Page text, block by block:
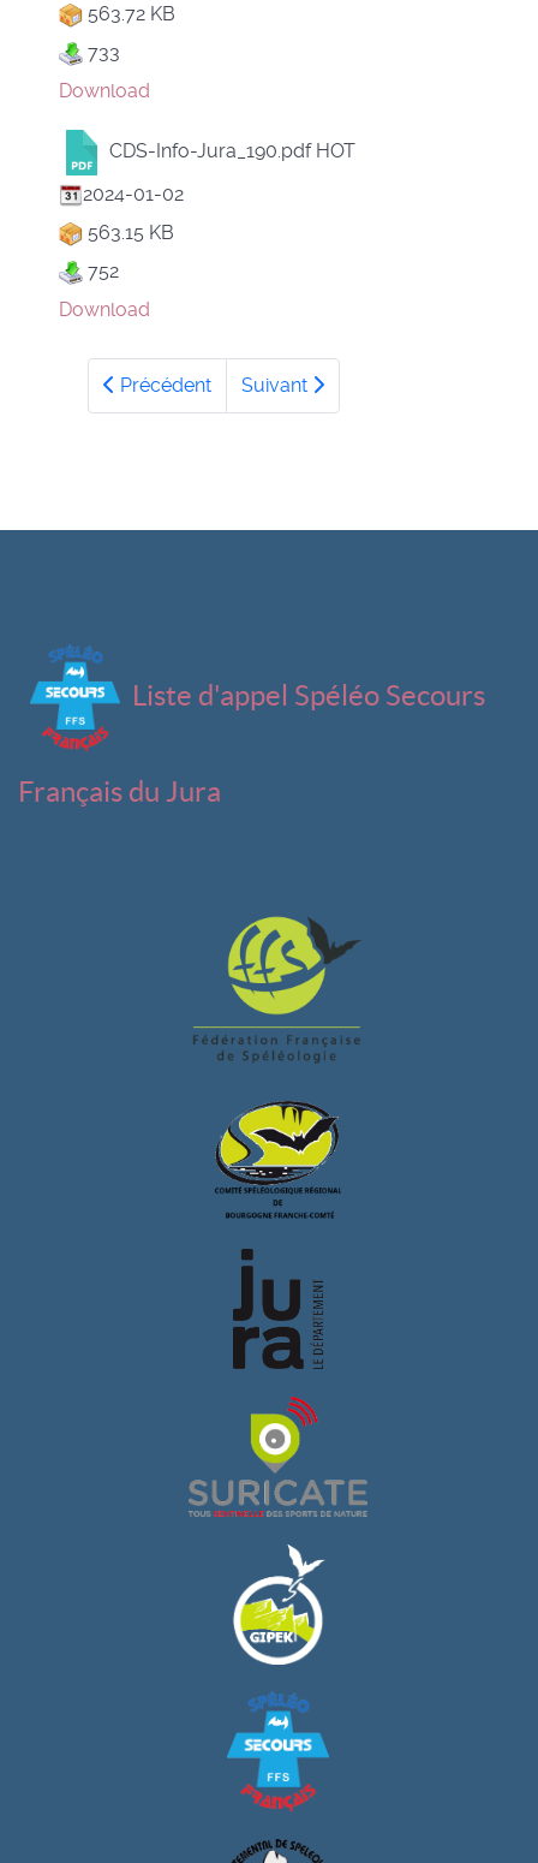
563.72 KB
733
Download
CDS-Info-Jura_190.pdf HOT
2024-01-02
563.15 KB
752
Download
Précédent Suivant
Liste d'appel Spéléo Secours
Français du Jura